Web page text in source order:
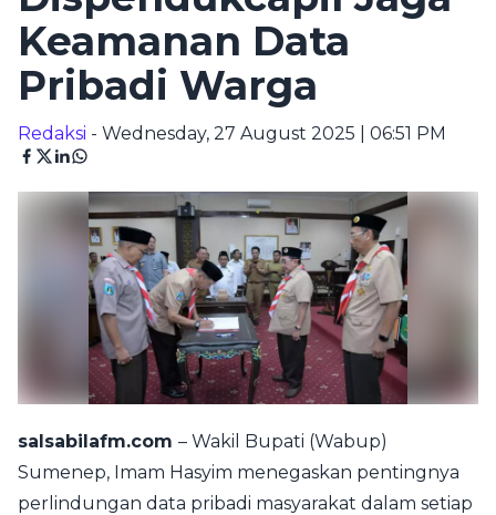
Keamanan Data
Pribadi Warga
Redaksi - Wednesday, 27 August 2025 | 06:51 PM
salsabilafm.com – Wakil Bupati (Wabup)
Sumenep, Imam Hasyim menegaskan pentingnya
perlindungan data pribadi masyarakat dalam setiap